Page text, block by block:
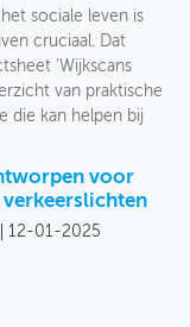
sociale leven is
cruciaal. Dat
'Wijkscans
van praktische
die kan helpen bij
voor
12-01-2025